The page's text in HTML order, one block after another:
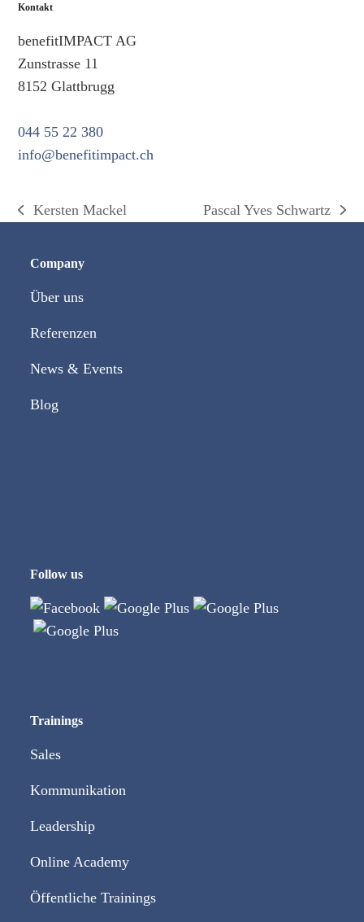
Kontakt
benefitIMPACT AG
Zunstrasse 11
8152 Glattbrugg
044 55 22 380
info@benefitimpact.ch
vorheriger
Kersten Mackel
Nächster
Pascal Yves Schwartz
Company
Über uns
Referenzen
News & Events
Blog
Follow us
Trainings
Sales
Kommunikation
Leadership
Online Academy
Öffentliche Trainings